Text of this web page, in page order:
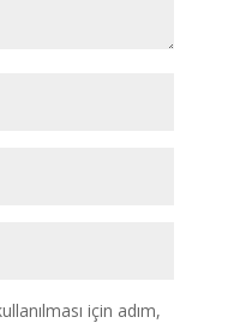
için adım,